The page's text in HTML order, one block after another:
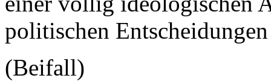
politischen
(Beifall)